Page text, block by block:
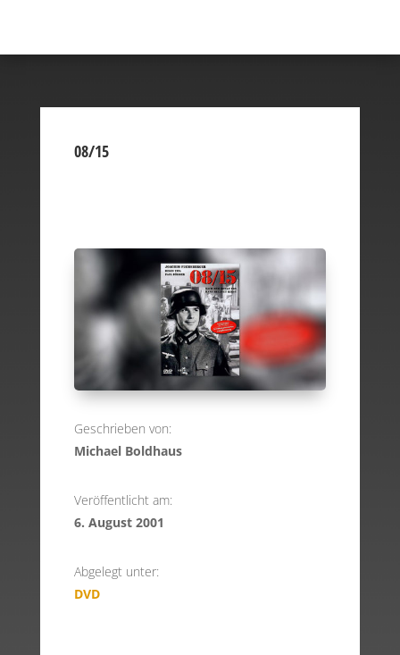
08/15
Geschrieben von:
Michael Boldhaus
Veröffentlicht am:
6. August 2001
Abgelegt unter:
DVD